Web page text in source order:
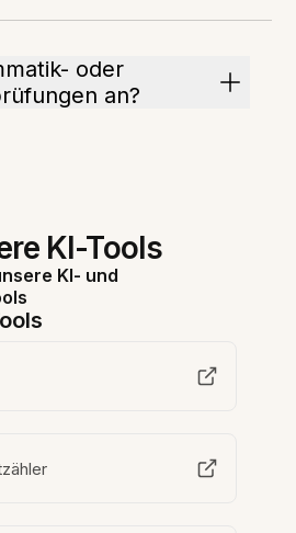
oder
an?
KI-Tools
KI- und